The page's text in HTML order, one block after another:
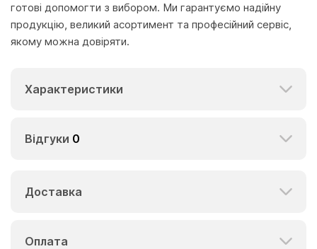
готові допомогти з вибором. Ми гарантуємо надійну
продукцію, великий асортимент та професійний сервіс,
якому можна довіряти.
Характеристики
Відгуки 0
Доставка
Оплата